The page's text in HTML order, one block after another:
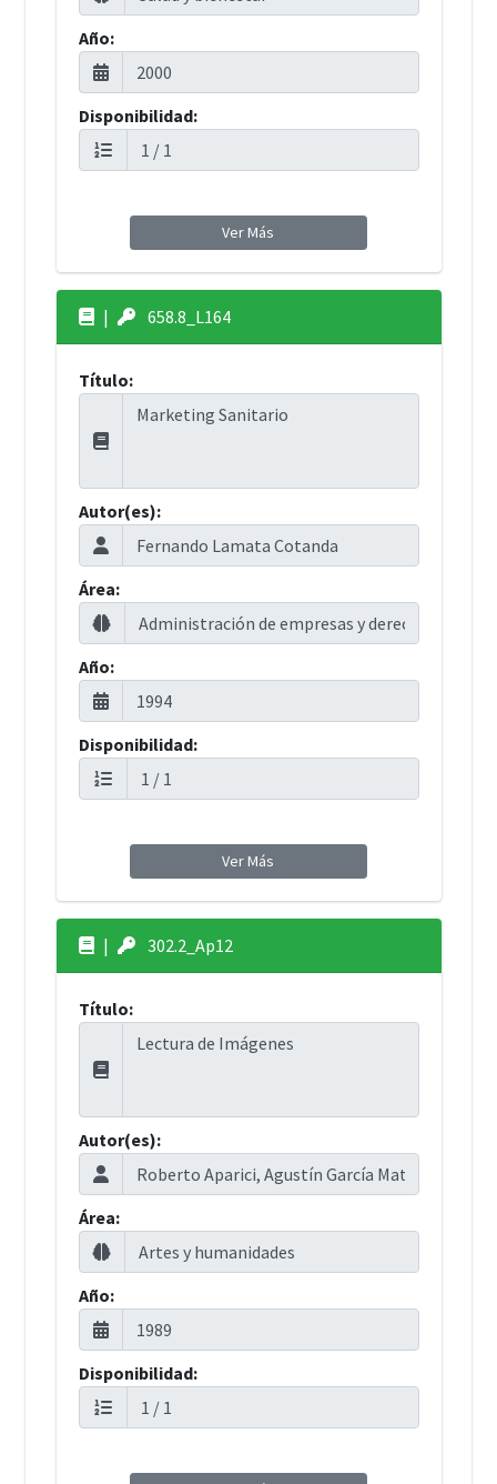
Año:
Disponibilidad:
Ver Más
| 658.8_L164
Título:
Autor(es):
Área:
Año:
Disponibilidad:
Ver Más
| 302.2_Ap12
Título:
Autor(es):
Área:
Año:
Disponibilidad: